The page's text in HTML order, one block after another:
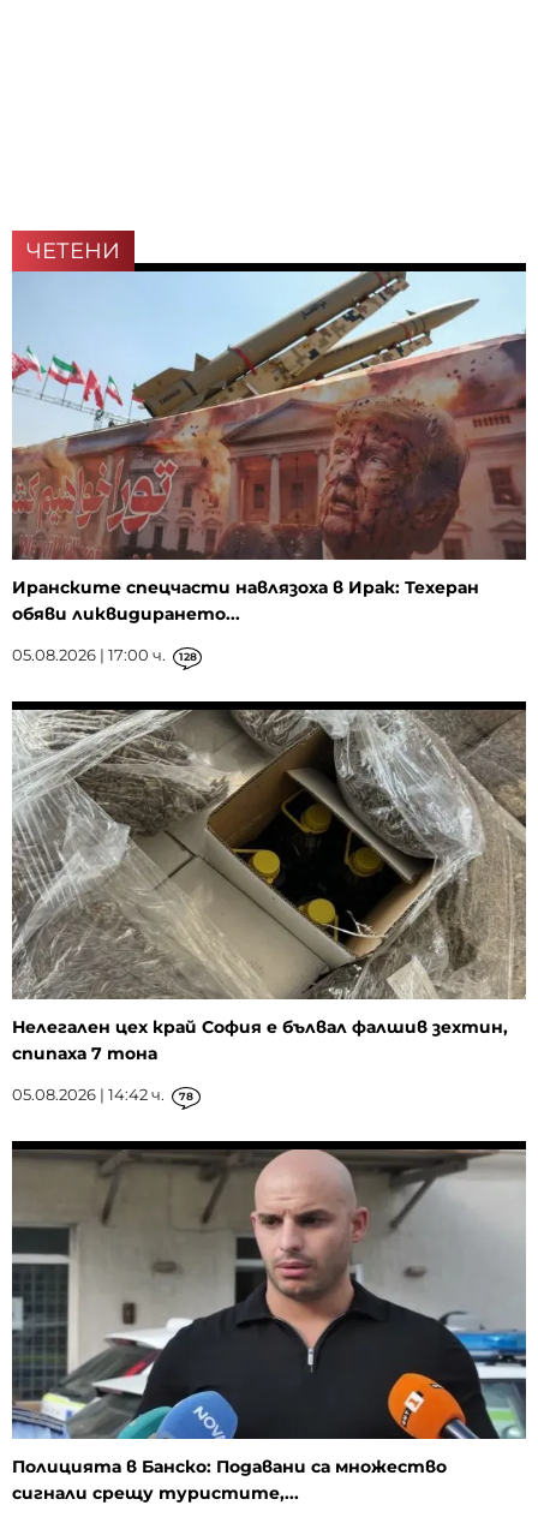
ЧЕТЕНИ
Иранските спецчасти навлязоха в Ирак: Техеран
обяви ликвидирането...
05.08.2026 | 17:00 ч. 128
Нелегален цех край София е бълвал фалшив зехтин,
спипаха 7 тона
05.08.2026 | 14:42 ч. 78
Полицията в Банско: Подавани са множество
сигнали срещу туристите,...